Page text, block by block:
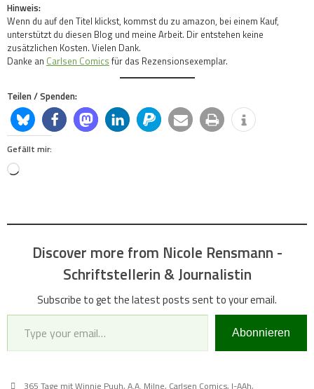
Hinweis:
Wenn du auf den Titel klickst, kommst du zu amazon, bei einem Kauf,
unterstützt du diesen Blog und meine Arbeit. Dir entstehen keine
zusätzlichen Kosten. Vielen Dank.
Danke an Carlsen Comics für das Rezensionsexemplar.
Teilen / Spenden:
Gefällt mir:
Loading…
Discover more from Nicole Rensmann -
Schriftstellerin & Journalistin
Subscribe to get the latest posts sent to your email.
Type your email…
Abonnieren
365 Tage mit Winnie Puuh, A.A. Milne, Carlsen Comics, I-AAh,